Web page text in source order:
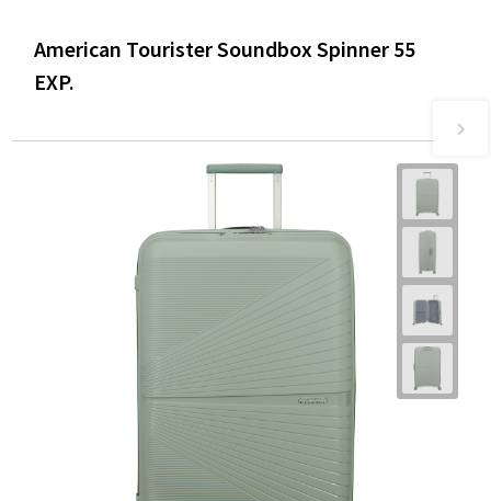
American Tourister Soundbox Spinner 55
EXP.